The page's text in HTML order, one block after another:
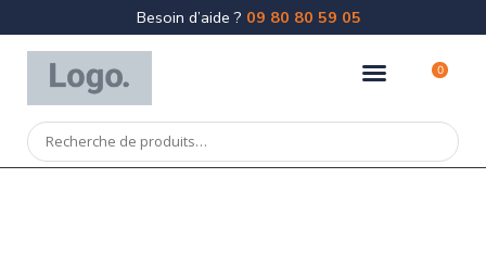
Besoin d’aide ? 09 80 80 59 05
0